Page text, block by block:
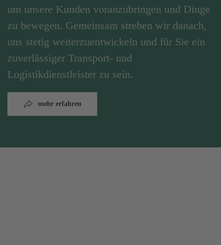
um unsere Kunden voranzubringen und Dinge
zu bewegen. Gemeinsam streben wir danach,
uns stetig weiterzuentwickeln und für Sie ein
zuverlässiger Transport- und
Logistikdienstleister zu sein.
mehr erfahren